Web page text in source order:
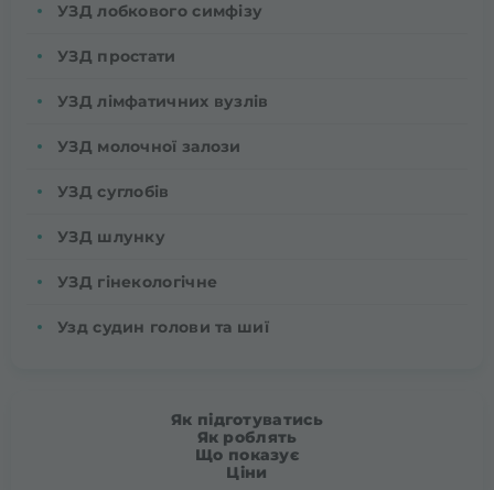
УЗД лобкового симфізу
УЗД простати
УЗД лімфатичних вузлів
УЗД молочної залози
УЗД суглобів
УЗД шлунку
УЗД гінекологічне
Узд судин голови та шиї
Як підготуватись
Як роблять
Що показує
Ціни